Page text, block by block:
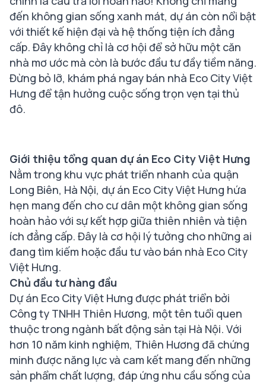
đến không gian sống xanh mát, dự án còn nổi bật
với thiết kế hiện đại và hệ thống tiện ích đẳng
cấp. Đây không chỉ là cơ hội để sở hữu một căn
nhà mơ ước mà còn là bước đầu tư đầy tiềm năng.
Đừng bỏ lỡ, khám phá ngay bán nhà Eco City Việt
Hưng để tận hưởng cuộc sống trọn vẹn tại thủ
đô.
Giới thiệu tổng quan dự án Eco City Việt Hưng
Nằm trong khu vực phát triển nhanh của quận
Long Biên, Hà Nội, dự án Eco City Việt Hưng hứa
hẹn mang đến cho cư dân một không gian sống
hoàn hảo với sự kết hợp giữa thiên nhiên và tiện
ích đẳng cấp. Đây là cơ hội lý tưởng cho những ai
đang tìm kiếm hoặc đầu tư vào bán nhà Eco City
Việt Hưng.
Chủ đầu tư hàng đầu
Dự án Eco City Việt Hưng được phát triển bởi
Công ty TNHH Thiên Hương, một tên tuổi quen
thuộc trong ngành bất động sản tại Hà Nội. Với
hơn 10 năm kinh nghiệm, Thiên Hương đã chứng
minh được năng lực và cam kết mang đến những
sản phẩm chất lượng, đáp ứng nhu cầu sống của